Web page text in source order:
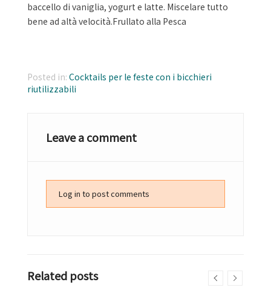
baccello di vaniglia, yogurt e latte. Miscelare tutto
bene ad altà velocità.Frullato alla Pesca
Posted in: Cocktails per le feste con i bicchieri
riutilizzabili
Leave a comment
Log in to post comments
Related posts